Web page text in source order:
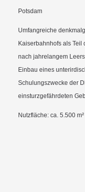
Potsdam
Umfangreiche
Kaiserbahnhofs als Teil
nach jahrelangem
Einbau eines
Schulungszwecke der
einsturzgefährdeten
Nutzfläche: ca. 5.500 m²